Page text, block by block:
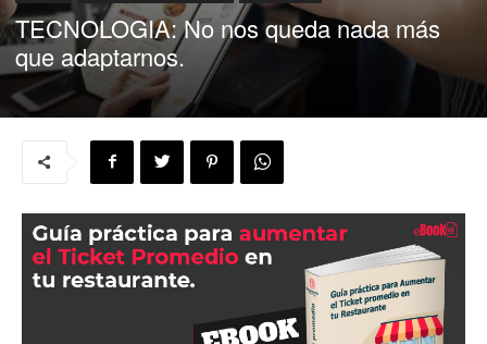
Capacitación
para
Restaurantes
|
TECNOLOGIA: No nos queda nada más
que adaptarnos.